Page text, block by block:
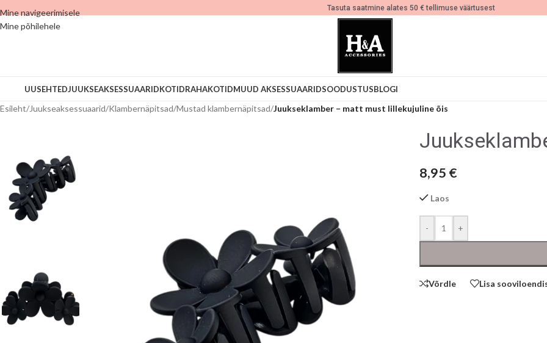
Mine navigeerimisele
Mine põhilehele
Tasuta saatmine alates 50 € tellimuse väärtusest
UUSEHTEDJUUKSEAKSESSUAARIDKOTIDRAHAKOTIDMUUD AKSESSUAARIDSOODUSTUSBLOGI
Esileht/Juukseaksessuaarid/Klambernäpitsad/Mustad klambernäpitsad/Juukseklamber – matt must lillekujuline õis
8,95 €
Laos
- +
Võrdle Lisa